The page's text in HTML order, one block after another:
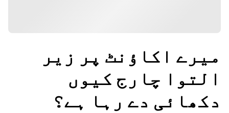
میرے اکاؤنٹ پر زیر
التوا چارج کیوں
دکھائی دے رہا ہے؟